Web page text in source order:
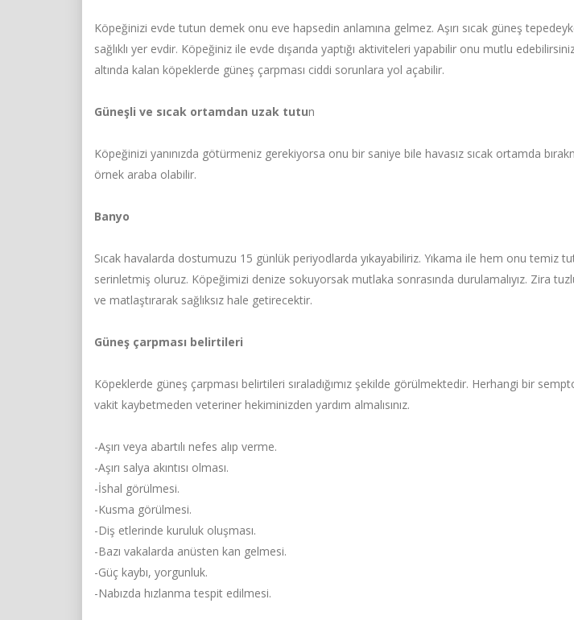
Köpeğinizi evde tutun demek onu eve hapsedin anlamına gelmez. Aşırı sıcak güneş
sağlıklı yer evdir. Köpeğiniz ile evde dışarıda yaptığı aktiviteleri yapabilir onu mutlu
altında kalan köpeklerde güneş çarpması ciddi sorunlara yol açabilir.
Güneşli ve sıcak ortamdan uzak tutun
Köpeğinizi yanınızda götürmeniz gerekiyorsa onu bir saniye bile havasız sıcak ortamda
örnek araba olabilir.
Banyo
Sıcak havalarda dostumuzu 15 günlük periyodlarda yıkayabiliriz. Yıkama ile hem onu temiz
serinletmiş oluruz. Köpeğimizi denize sokuyorsak mutlaka sonrasında durulamalıyız. Zira
ve matlaştırarak sağlıksız hale getirecektir.
Güneş çarpması belirtileri
Köpeklerde güneş çarpması belirtileri sıraladığımız şekilde görülmektedir. Herhangi bir
vakit kaybetmeden veteriner hekiminizden yardım almalısınız.
-Aşırı veya abartılı nefes alıp verme.
-Aşırı salya akıntısı olması.
-İshal görülmesi.
-Kusma görülmesi.
-Diş etlerinde kuruluk oluşması.
-Bazı vakalarda anüsten kan gelmesi.
-Güç kaybı, yorgunluk.
-Nabızda hızlanma tespit edilmesi.